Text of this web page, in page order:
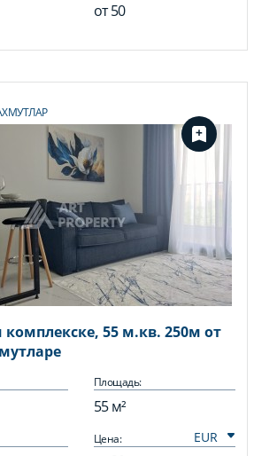
от50
комплекске, 55 м.кв. 250м от
Площадь:
55 м²
Цена: